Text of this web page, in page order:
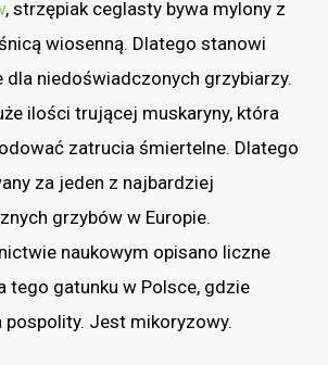
, strzępiak ceglasty bywa mylony z
wiosenną. Dlatego stanowi
dla niedoświadczonych grzybiarzy.
ilości trującej muskaryny, która
zatrucia śmiertelne. Dlatego
za jeden z najbardziej
grzybów w Europie.
naukowym opisano liczne
tego gatunku w Polsce, gdzie
pospolity. Jest mikoryzowy.